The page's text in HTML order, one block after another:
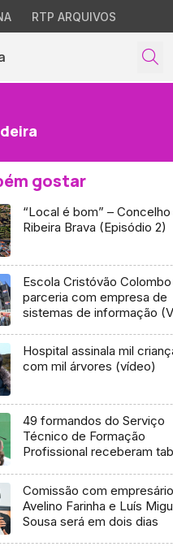
RTP ARQUIVOS
gostar
“Local é bom” – Concelho
Ribeira Brava (Episódio 2)
Escola Cristóvão
parceria com empresa de
sistemas de informação
Hospital assinala mil
com mil árvores (vídeo)
49 formandos do Serviço
Técnico de Formação
Profissional receberam
Comissão com
Avelino Farinha e Luís
Sousa será em dois dias